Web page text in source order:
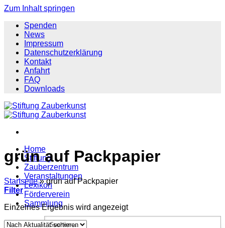
Zum Inhalt springen
Spenden
News
Impressum
Datenschutzerklärung
Kontakt
Anfahrt
FAQ
Downloads
Home
Stiftung
Zauberzentrum
Veranstaltungen
Lexikon
Förderverein
Sammlung
grün auf Packpapier
Startseite » grün auf Packpapier
Filter
Einzelnes Ergebnis wird angezeigt